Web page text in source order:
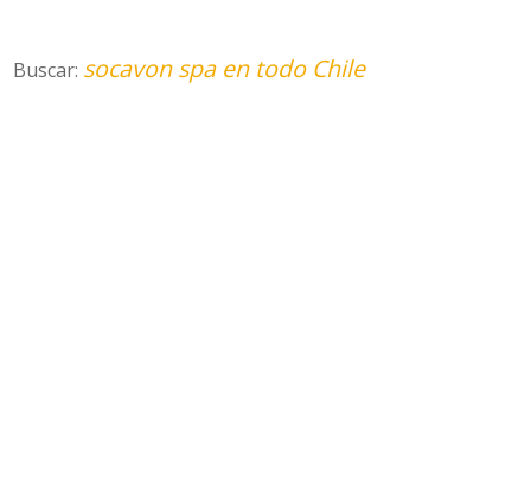
Buscar: socavon spa en todo Chile